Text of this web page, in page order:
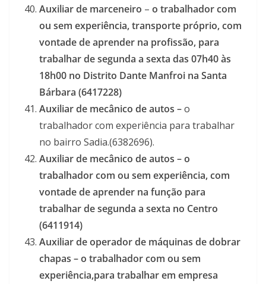
Auxiliar de marceneiro – o trabalhador com
ou sem experiência, transporte próprio, com
vontade de aprender na profissão, para
trabalhar de segunda a sexta das 07h40 às
18h00 no Distrito Dante Manfroi na Santa
Bárbara (6417228)
Auxiliar de mecânico de autos –o
trabalhador com experiência para trabalhar
no bairro Sadia.(6382696).
Auxiliar de mecânico de autos –o
trabalhador com ou sem experiência, com
vontade de aprender na função para
trabalhar de segunda a sexta no Centro
(6411914)
Auxiliar de operador de máquinas de dobrar
chapas – o trabalhador com ou sem
experiência,para trabalhar em empresa